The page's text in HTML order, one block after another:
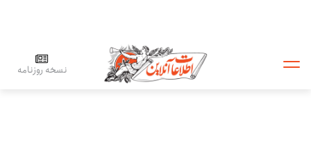
نسخه روزنامه